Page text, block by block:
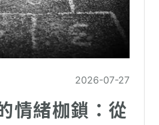
2026-07-27
情緒枷鎖：從